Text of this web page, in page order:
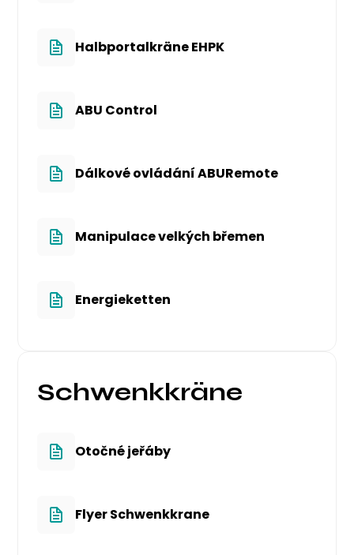
Halbportalkräne EHPK
ABU Control
Dálkové ovládání ABURemote
Manipulace velkých břemen
Energieketten
Schwenkkräne
Otočné jeřáby
Flyer Schwenkkrane